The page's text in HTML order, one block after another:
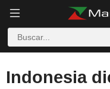
Indonesia